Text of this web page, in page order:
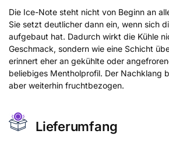
Die Ice-Note steht nicht von Beginn an
Sie setzt deutlicher dann ein, wenn sich
aufgebaut hat. Dadurch wirkt die Kühle
Geschmack, sondern wie eine Schicht
erinnert eher an gekühlte oder
beliebiges Mentholprofil. Der Nachklang
aber weiterhin fruchtbezogen.
Lieferumfang